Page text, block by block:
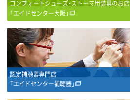
コンフォートシューズ・ストーマ用装具のお店
「エイドセンター大阪」
認定補聴器専門店
「エイドセンター補聴器」